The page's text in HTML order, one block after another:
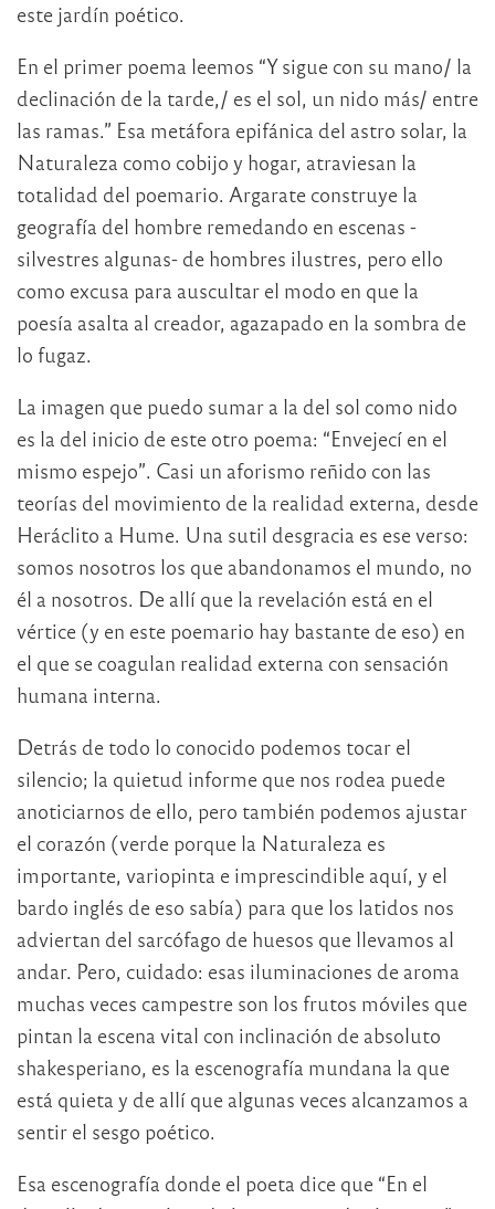
este jardín poético.
En el primer poema leemos “Y sigue con su mano/ la
declinación de la tarde,/ es el sol, un nido más/ entre
las ramas.” Esa metáfora epifánica del astro solar, la
Naturaleza como cobijo y hogar, atraviesan la
totalidad del poemario. Argarate construye la
geografía del hombre remedando en escenas -
silvestres algunas- de hombres ilustres, pero ello
como excusa para auscultar el modo en que la
poesía asalta al creador, agazapado en la sombra de
lo fugaz.
La imagen que puedo sumar a la del sol como nido
es la del inicio de este otro poema: “Envejecí en el
mismo espejo”. Casi un aforismo reñido con las
teorías del movimiento de la realidad externa, desde
Heráclito a Hume. Una sutil desgracia es ese verso:
somos nosotros los que abandonamos el mundo, no
él a nosotros. De allí que la revelación está en el
vértice (y en este poemario hay bastante de eso) en
el que se coagulan realidad externa con sensación
humana interna.
Detrás de todo lo conocido podemos tocar el
silencio; la quietud informe que nos rodea puede
anoticiarnos de ello, pero también podemos ajustar
el corazón (verde porque la Naturaleza es
importante, variopinta e imprescindible aquí, y el
bardo inglés de eso sabía) para que los latidos nos
adviertan del sarcófago de huesos que llevamos al
andar. Pero, cuidado: esas iluminaciones de aroma
muchas veces campestre son los frutos móviles que
pintan la escena vital con inclinación de absoluto
shakesperiano, es la escenografía mundana la que
está quieta y de allí que algunas veces alcanzamos a
sentir el sesgo poético.
Esa escenografía donde el poeta dice que “En el